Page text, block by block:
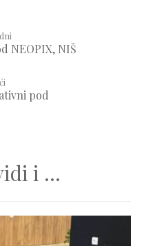
NEOPIX, NIŠ
pod
i ...